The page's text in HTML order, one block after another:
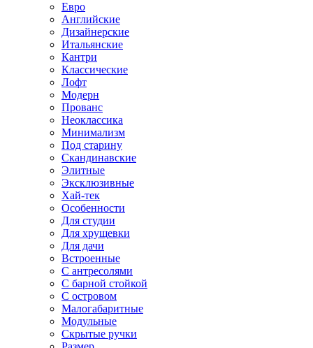
Евро
Английские
Дизайнерские
Итальянские
Кантри
Классические
Лофт
Модерн
Прованс
Неоклассика
Минимализм
Под старину
Скандинавские
Элитные
Эксклюзивные
Хай-тек
Особенности
Для студии
Для хрущевки
Для дачи
Встроенные
С антресолями
С барной стойкой
С островом
Малогабаритные
Модульные
Скрытые ручки